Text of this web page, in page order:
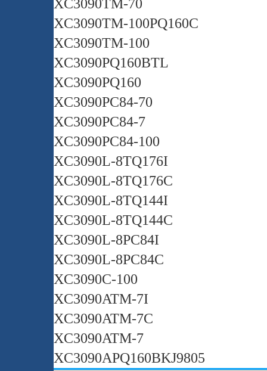
XC3090TM-70
XC3090TM-100PQ160C
XC3090TM-100
XC3090PQ160BTL
XC3090PQ160
XC3090PC84-70
XC3090PC84-7
XC3090PC84-100
XC3090L-8TQ176I
XC3090L-8TQ176C
XC3090L-8TQ144I
XC3090L-8TQ144C
XC3090L-8PC84I
XC3090L-8PC84C
XC3090C-100
XC3090ATM-7I
XC3090ATM-7C
XC3090ATM-7
XC3090APQ160BKJ9805